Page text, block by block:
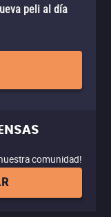
peli al día
comunidad!